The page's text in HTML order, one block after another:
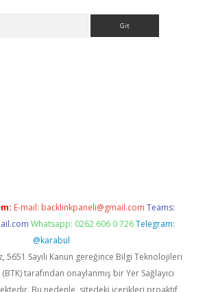
E-mail: backlinkpaneli@gmail.com Teams:
Whatsapp: 0262 606 0 726 Telegram:
@karabul
5651 Sayılı Kanun gereğince Bilgi Teknolojileri
tarafından onaylanmış bir Yer Sağlayıcı
Bu nedenle, sitedeki içerikleri proaktif